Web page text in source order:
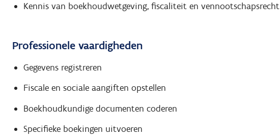
Kennis van boekhoudwetgeving, fiscaliteit en vennootschapsrecht
Professionele vaardigheden
Gegevens registreren
Fiscale en sociale aangiften opstellen
Boekhoudkundige documenten coderen
Specifieke boekingen uitvoeren